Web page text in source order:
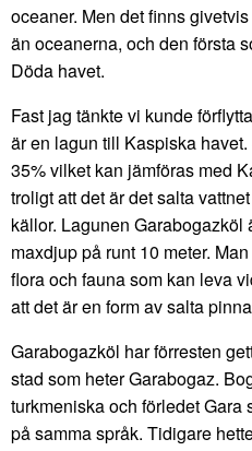
oceaner. Men det finns
än oceanerna, och den första
Döda havet.
Fast jag tänkte vi kunde
är en lagun till Kaspiska
35% vilket kan jämföras med
troligt att det är det salta
källor. Lagunen Garabogazköl
maxdjup på runt 10 meter.
flora och fauna som kan leva
att det är en form av salta
Garabogazköl har förresten
stad som heter Garabogaz.
turkmeniska och förledet Gara
på samma språk. Tidigare